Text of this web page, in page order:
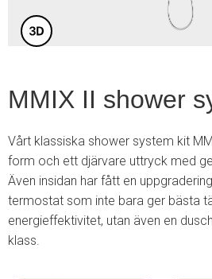
MMIX II shower
Vårt klassiska shower system kit
form och ett djärvare uttryck med
Även insidan har fått en
termostat som inte bara ger bästa
energieffektivitet, utan även en
klass.